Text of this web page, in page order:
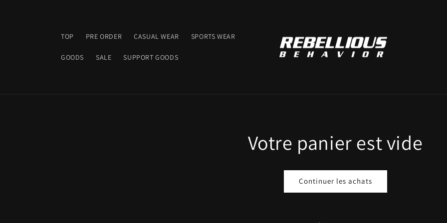
TOP PRE ORDER CASUAL WEAR SPORTS WEAR
GOODS SALE SUPPORT GOODS
Votre panier est vide
Continuer les achats